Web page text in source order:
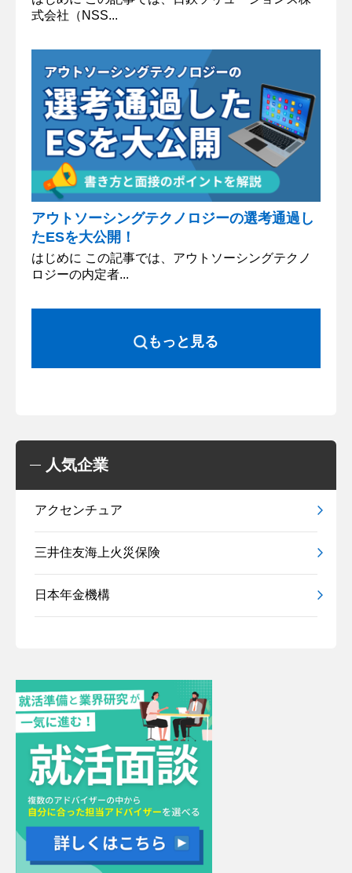
式会社（NSS...
アウトソーシングテクノロジーの選考通過し
たESを大公開！
はじめに この記事では、アウトソーシングテクノ
ロジーの内定者...
もっと見る
人気企業
アクセンチュア
三井住友海上火災保険
日本年金機構